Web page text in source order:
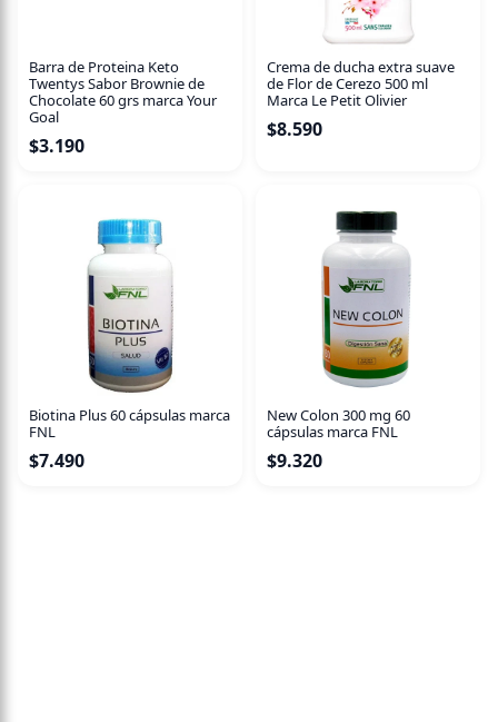
Barra de Proteina Keto
Twentys Sabor Brownie de
Chocolate 60 grs marca Your
Goal
$3.190
Crema de ducha extra suave
de Flor de Cerezo 500 ml
Marca Le Petit Olivier
$8.590
Biotina Plus 60 cápsulas marca
FNL
$7.490
New Colon 300 mg 60
cápsulas marca FNL
$9.320